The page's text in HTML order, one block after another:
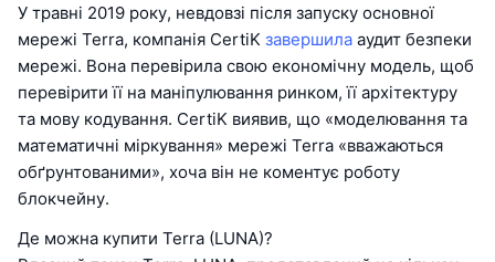
У травні 2019 року, невдовзі після запуску основної
мережі Terra, компанія CertiK завершила аудит безпеки
мережі. Вона перевірила свою економічну модель, щоб
перевірити її на маніпулювання ринком, її архітектуру
та мову кодування. CertiK виявив, що «моделювання та
математичні міркування» мережі Terra «вважаються
обґрунтованими», хоча він не коментує роботу
блокчейну.
Де можна купити Terra (LUNA)?